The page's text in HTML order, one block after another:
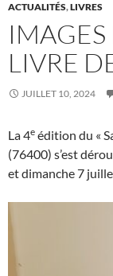
ACTUALITÉS,LIVRES
LIVRE
JUILLET 10, 2024
La 4e édition du «
(76400) s’est
et dimanche 7